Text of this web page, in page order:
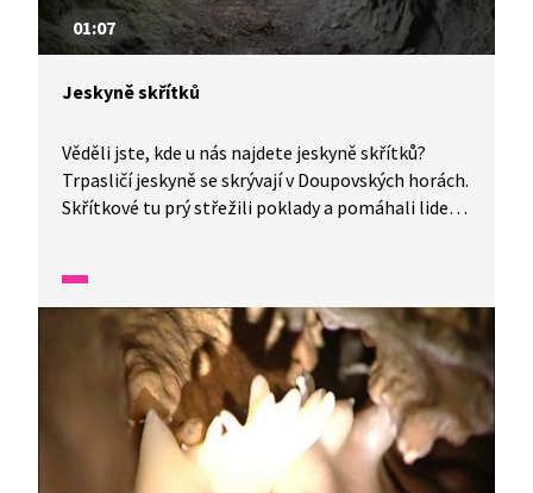
01:07
Jeskyně skřítků
Věděli jste, kde u nás najdete jeskyně skřítků?
Trpasličí jeskyně se skrývají v Doupovských horách.
Skřítkové tu prý střežili poklady a pomáhali lidem.
zemi.